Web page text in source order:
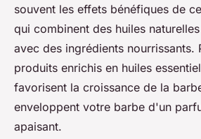
souvent les effets bénéfiques de
qui combinent des huiles
avec des ingrédients nourrissants.
produits enrichis en huiles
favorisent la croissance de la
enveloppent votre barbe d'un
apaisant.